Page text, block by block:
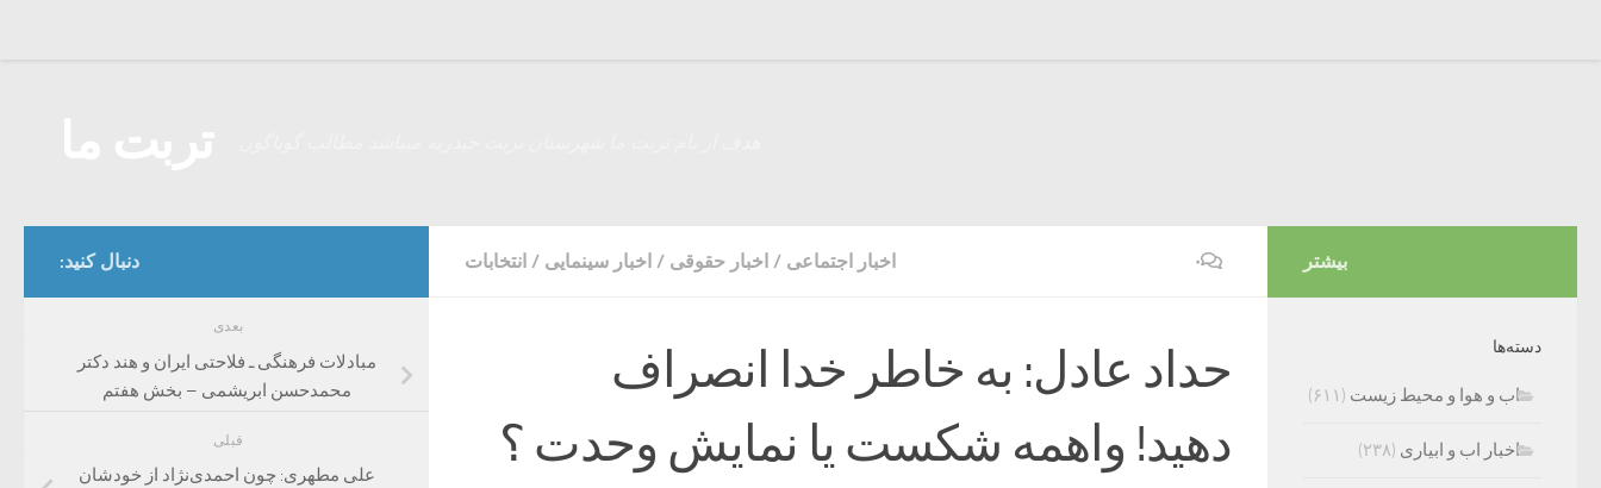
اخبار اجتماعی / اخبار حقوقی / اخبار سینمایی / انتخابات ۰
حداد عادل: به خاطر خدا انصراف
دهید! واهمه شکست یا نمایش وحدت ؟
دنبال کنید:
بعدی
مبادلات فرهنگی ـ فلاحتی ایران و هند دکتر
محمدحسن ابریشمی – بخش هفتم
قبلی
علی مطهری: چون احمدی‌نژاد از خودشان
بیشتر
دسته‌ها
اب و هوا و محیط زیست (۶۱۱)
اخبار اب و ابیاری (۲۳۸)